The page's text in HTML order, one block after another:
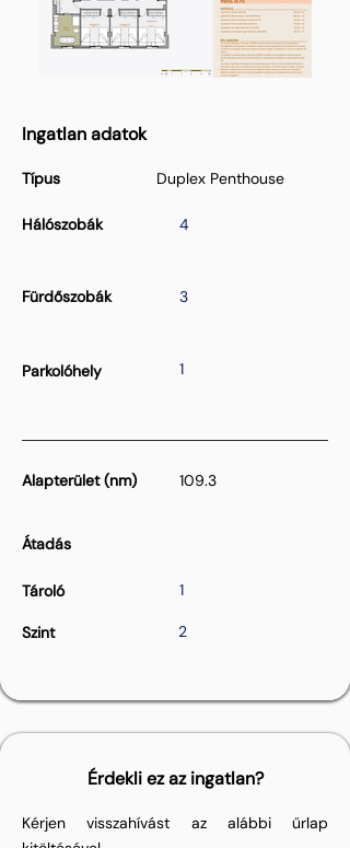
Ingatlan adatok
Típus
Hálószobák
Duplex Penthouse
4
Fürdőszobák 3
Parkolóhely 1
Alapterület (nm) 109.3
Átadás
Tároló 1
Szint 2
Érdekli ez az ingatlan?
Kérjen visszahívást az alábbi űrlap